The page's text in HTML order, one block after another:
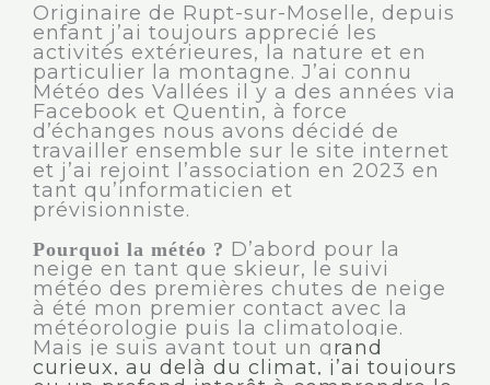
Originaire de Rupt-sur-Moselle, depuis
enfant j’ai toujours apprecié les
activités extérieures, la nature et en
particulier la montagne. J’ai connu
Météo des Vallées il y a des années via
Facebook et Quentin, à force
d’échanges nous avons décidé de
travailler ensemble sur le site internet
et j’ai rejoint l’association en 2023 en
tant qu’informaticien et
prévisionniste.
Pourquoi la météo ? D’abord pour la
neige en tant que skieur, le suivi
météo des premières chutes de neige
à été mon premier contact avec la
météorologie puis la climatologie.
Mais je suis avant tout un grand
curieux, au delà du climat, j’ai toujours